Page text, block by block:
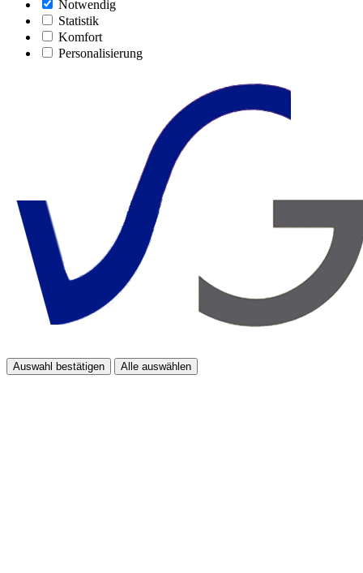
Notwendig
Statistik
Komfort
Personalisierung
Auswahl bestätigen Alle auswählen